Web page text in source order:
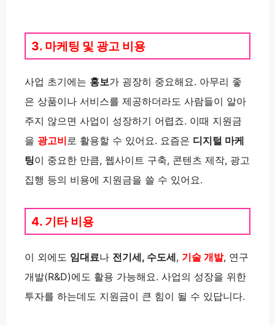
3. 마케팅 및 광고 비용
사업 초기에는 홍보가 굉장히 중요해요. 아무리 좋
은 상품이나 서비스를 제공하더라도 사람들이 알아
주지 않으면 사업이 성장하기 어렵죠. 이때 지원금
을 광고비 로 활용할 수 있어요. 요즘은 디지털 마케
팅이 중요한 만큼, 웹사이트 구축, 콘텐츠 제작, 광고
집행 등의 비용에 지원금을 쓸 수 있어요.
4. 기타 비용
이 외에도 임대료나 전기세, 수도세, 기술 개발, 연구
개발(R&D)에도 활용 가능해요. 사업의 성장을 위한
투자를 하는데도 지원금이 큰 힘이 될 수 있답니다.